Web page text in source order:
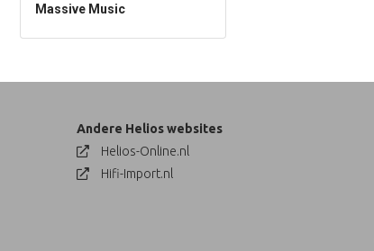
Massive Music
Andere Helios websites
Helios-Online.nl
Hifi-Import.nl